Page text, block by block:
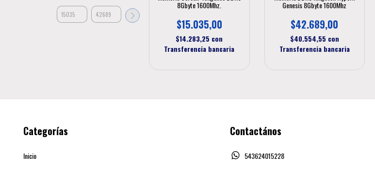
8Gbyte 1600Mhz.
$15.035,00
$14.283,25 con
Transferencia bancaria
Genesis 8Gbyte 1600Mhz
$42.689,00
$40.554,55 con
Transferencia bancaria
Categorías
Inicio
Contactános
543624015228